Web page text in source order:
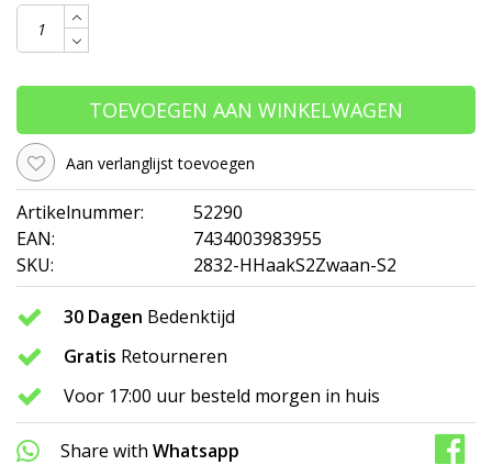
TOEVOEGEN AAN WINKELWAGEN
Aan verlanglijst toevoegen
Artikelnummer:
52290
EAN:
7434003983955
SKU:
2832-HHaakS2Zwaan-S2
30 Dagen Bedenktijd
Gratis Retourneren
Voor 17:00 uur besteld morgen in huis
Share with Whatsapp